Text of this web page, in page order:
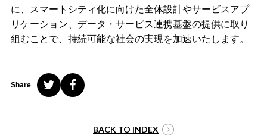
に、スマートシティ化に向けた全体設計やサービスアプ
リケーション、データ・サービス連携基盤の提供に取り
組むことで、持続可能な社会の実現を加速いたします。
Share
BACK TO INDEX